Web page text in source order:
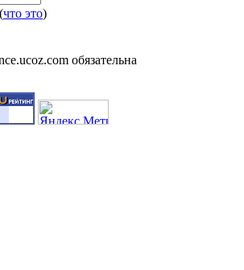
(что это)
обязательна